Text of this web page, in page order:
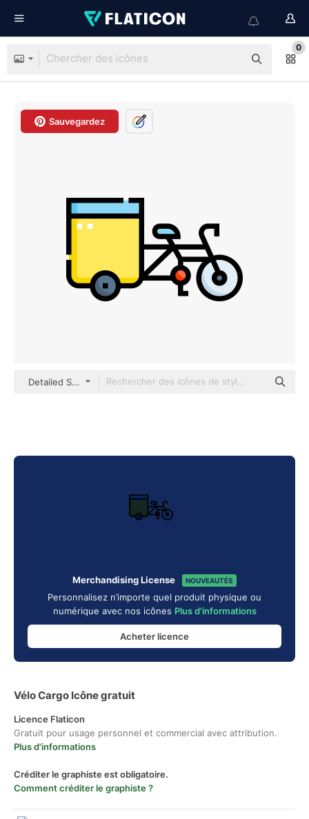
0
Sauvegardez
Detailed Straight Lineal color
Merchandising License NOUVEAUTÉS
Personnalisez n’importe quel produit physique ou
numérique avec nos icônes Plus d'informations
Acheter licence
Vélo Cargo Icône gratuit
Licence Flaticon
Gratuit pour usage personnel et commercial avec attribution.
Plus d'informations
Créditer le graphiste est obligatoire.
Comment créditer le graphiste ?